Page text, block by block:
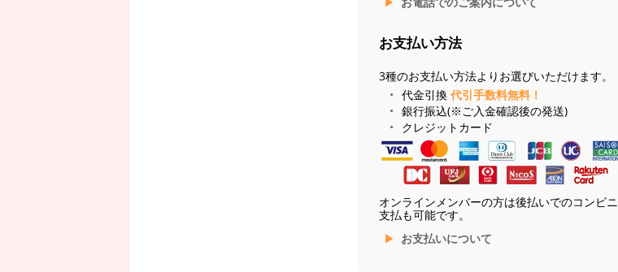
お支払い方法
3種のお支払い方法よりお選びいただけます。
代金引換 代引手数料無料！
銀行振込(※ご入金確認後の発送)
クレジットカード
オンラインメンバーの方は後払いでのコンビニ
支払も可能です。
お支払いについて